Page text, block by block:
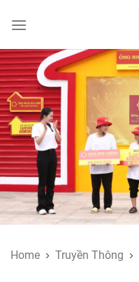
Home Truyền Thông